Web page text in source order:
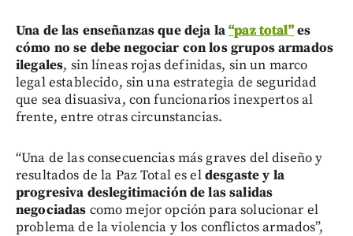
Una de las enseñanzas que deja la“paz total”es
cómo no se debe negociar con los grupos armados
ilegales, sin líneas rojas definidas, sin un marco
legal establecido, sin una estrategia de seguridad
que sea disuasiva, con funcionarios inexpertos al
frente, entre otras circunstancias.
“Una de las consecuencias más graves del diseño y
resultados de la Paz Total es eldesgaste y la
progresiva deslegitimación de las salidas
negociadas como mejor opción para solucionar el
problema de la violencia y los conflictos armados”,